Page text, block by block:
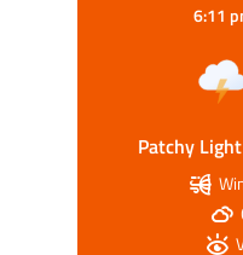
6:11
Patchy